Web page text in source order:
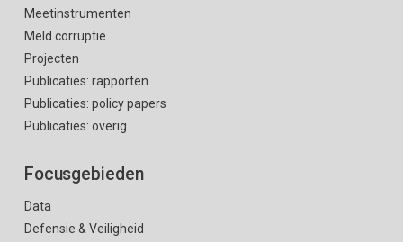
Meetinstrumenten
Meld corruptie
Projecten
Publicaties: rapporten
Publicaties: policy papers
Publicaties: overig
Focusgebieden
Data
Defensie & Veiligheid